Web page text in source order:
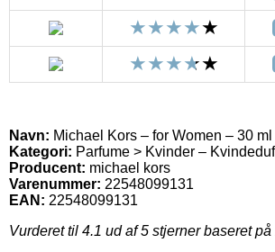
Navn: Michael Kors – for Women – 30
Kategori: Parfume > Kvinder –
Producent: michael kors
Varenummer: 22548099131
EAN: 22548099131
Vurderet til 4.1 ud af 5 stjerner baseret på